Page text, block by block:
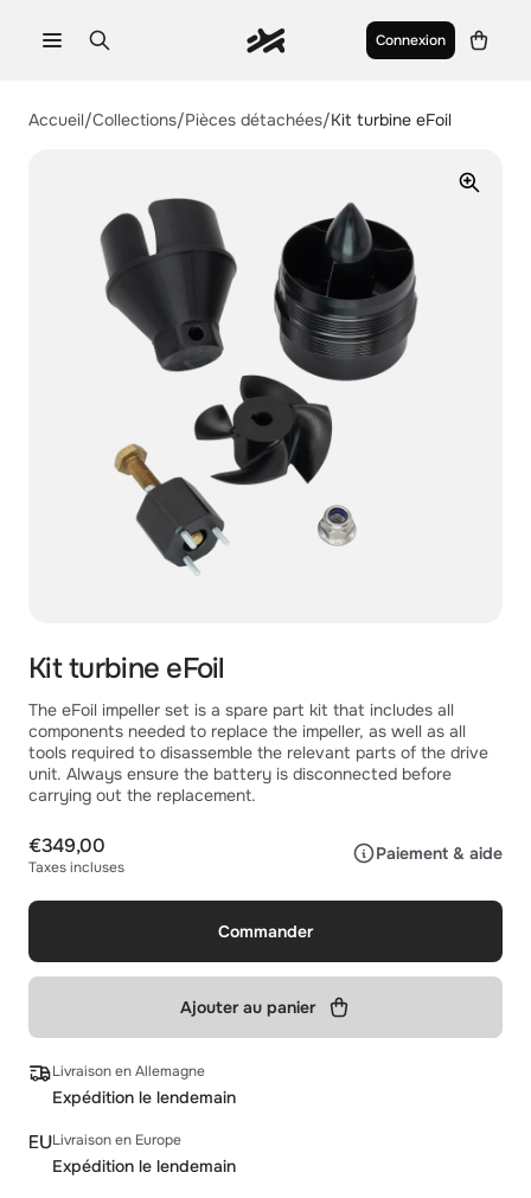
Aerofoils Connexion
Accueil/Collections/Pièces détachées/Kit turbine eFoil
Kit turbine eFoil
The eFoil impeller set is a spare part kit that includes all
components needed to replace the impeller, as well as all
tools required to disassemble the relevant parts of the drive
unit. Always ensure the battery is disconnected before
carrying out the replacement.
€349,00
Taxes incluses
Paiement & aide
Commander
Ajouter au panier
Livraison en Allemagne
Expédition le lendemain
Livraison en Europe
Expédition le lendemain